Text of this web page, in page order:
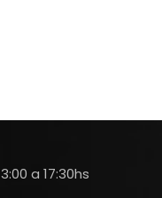
a 17:30hs